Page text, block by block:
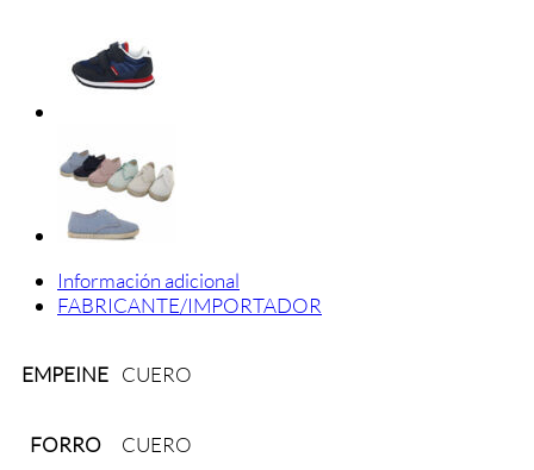
Información adicional
FABRICANTE/IMPORTADOR
EMPEINE CUERO
FORRO CUERO